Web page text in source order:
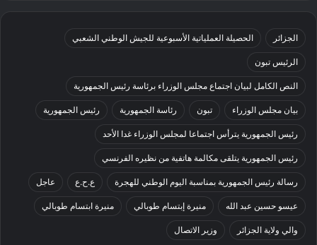
الجزائر الحصيلة العملياتية الأسبوعية للجيش الوطني الشعبي
الرئيس تبون
النص الكامل لبيان اجتماع مجلس الوزراء برئاسة رئيس الجمهورية
بيان مجلس الوزراء تبون رئاسة الجمهورية رئيس الجمهورية
رئيس الجمهورية يترأس اجتماعا لمجلس الوزراء غدا الأحد
رئيس الجمهورية يتلقى مكالمة هاتفية من نظيره الفرنسي
رسالة رئيس الجمهورية بمناسبة اليوم الوطني للهجرة ع.ح.ع عاجل
عيسو حسين عبد الله منيرة إبتسام طوبالي منيرة ابتسام طوبالي
والي ولاية الجزائر وزير الاتصال